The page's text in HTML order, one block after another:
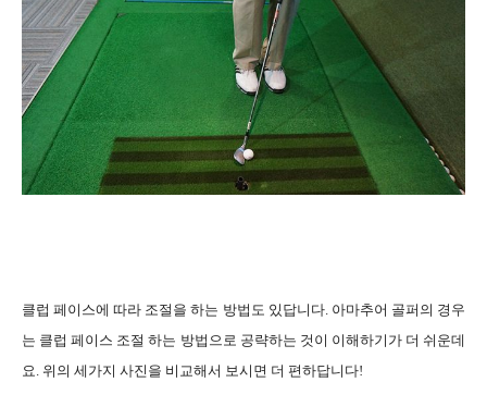
클럽 페이스에 따라 조절을 하는 방법도 있답니다. 아마추어 골퍼의 경우
는 클럽 페이스 조절 하는 방법으로 공략하는 것이 이해하기가 더 쉬운데
요. 위의 세가지 사진을 비교해서 보시면 더 편하답니다!